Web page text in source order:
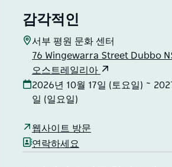
감각적인
서부 평원 문화 센터
76 Wingewarra Street Dubbo
오스트레일리아
2026년 10월 17일 (토요일) ~
일 (일요일)
웹사이트 방문
연락하세요